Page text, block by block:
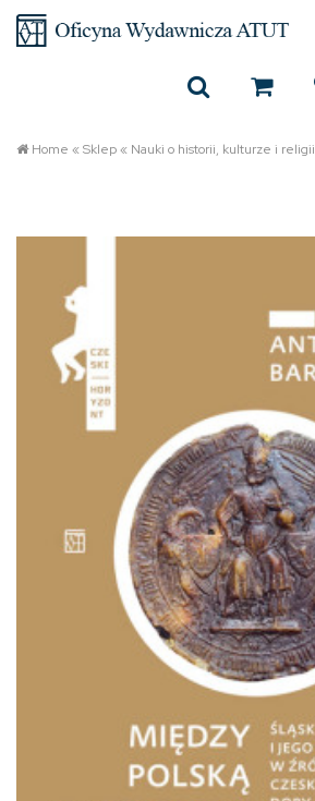
Home «Sklep« Nauki o historii, kulturze i religii